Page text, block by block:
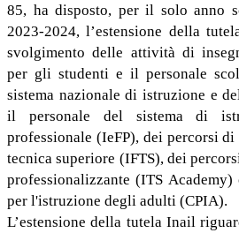
85, ha disposto, per il solo anno
2023-2024, l’estensione della
svolgimento delle attività di
per gli studenti e il personale
sistema nazionale di istruzione e
il personale del sistema di
professionale (IeFP), dei percorsi
tecnica superiore (IFTS), dei
professionalizzante (ITS
per l'istruzione degli adulti (CPIA).
L’estensione della tutela Inail